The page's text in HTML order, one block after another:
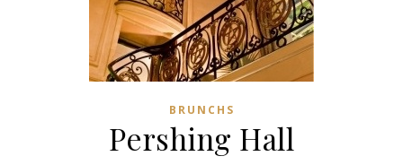
BRUNCHS
Pershing Hall